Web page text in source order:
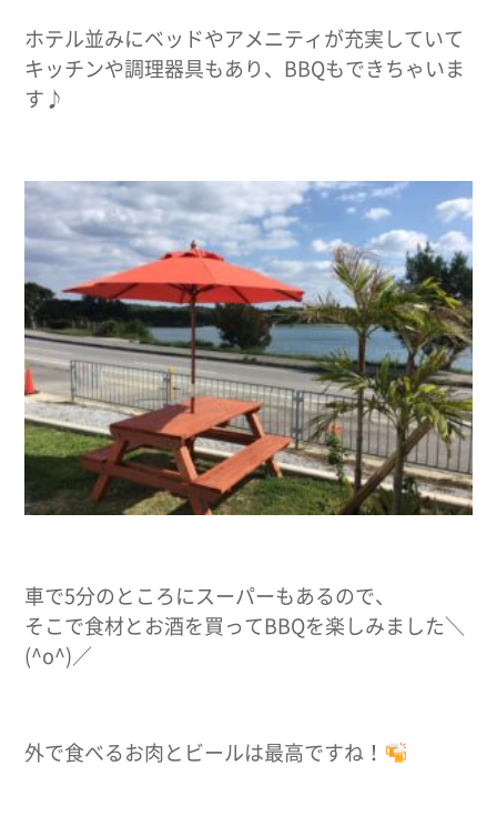
ホテル並みにベッドやアメニティが充実していて
キッチンや調理器具もあり、BBQもできちゃいま
す♪
車で5分のところにスーパーもあるので、
そこで食材とお酒を買ってBBQを楽しみました＼
(^o^)／
外で食べるお肉とビールは最高ですね！